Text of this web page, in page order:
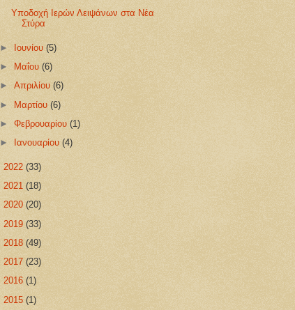
Υποδοχή Ιερών Λειψάνων στα Νέα
Στύρα
► Ιουνίου (5)
►
Μαΐου (6)
► Απριλίου (6)
► Μαρτίου (6)
► Φεβρουαρίου (1)
►
Ιανουαρίου (4)
2022 (33)
2021 (18)
2020 (20)
2019 (33)
2018 (49)
2017 (23)
2016 (1)
2015 (1)